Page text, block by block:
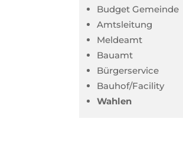
Budget Gemeinde
Amtsleitung
Meldeamt
Bauamt
Bürgerservice
Bauhof/Facility
Wahlen